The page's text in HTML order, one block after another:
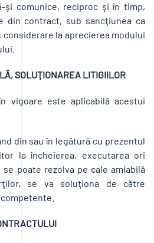
şi comunice, reciproc şi în timp,
din contract, sub sancţiunea ca
la aprecierea modului
SOLUŢIONAREA LITIGIILOR
vigoare este aplicabilă acestui
din sau în legătură cu prezentul
la încheierea, executarea ori
poate rezolva pe cale amiabilă
se va soluţiona de către